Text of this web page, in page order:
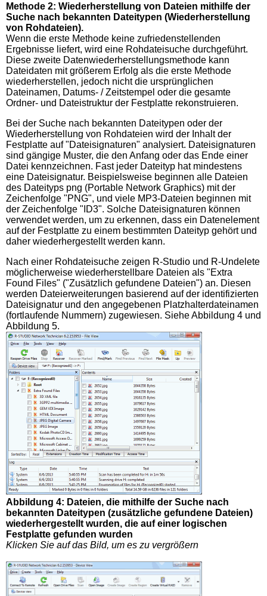
Methode 2: Wiederherstellung von Dateien mithilfe der
Suche nach bekannten Dateitypen (Wiederherstellung
von Rohdateien).
Wenn die erste Methode keine zufriedenstellenden
Ergebnisse liefert, wird eine Rohdateisuche durchgeführt.
Diese zweite Datenwiederherstellungsmethode kann
Dateidaten mit größerem Erfolg als die erste Methode
wiederherstellen, jedoch nicht die ursprünglichen
Dateinamen, Datums- / Zeitstempel oder die gesamte
Ordner- und Dateistruktur der Festplatte rekonstruieren.
Bei der Suche nach bekannten Dateitypen oder der
Wiederherstellung von Rohdateien wird der Inhalt der
Festplatte auf "Dateisignaturen" analysiert. Dateisignaturen
sind gängige Muster, die den Anfang oder das Ende einer
Datei kennzeichnen. Fast jeder Dateityp hat mindestens
eine Dateisignatur. Beispielsweise beginnen alle Dateien
des Dateityps png (Portable Network Graphics) mit der
Zeichenfolge "PNG", und viele MP3-Dateien beginnen mit
der Zeichenfolge "ID3". Solche Dateisignaturen können
verwendet werden, um zu erkennen, dass ein Datenelement
auf der Festplatte zu einem bestimmten Dateityp gehört und
daher wiederhergestellt werden kann.
Nach einer Rohdateisuche zeigen R-Studio und R-Undelete
möglicherweise wiederherstellbare Dateien als "Extra
Found Files" ("Zusätzlich gefundene Dateien") an. Diesen
werden Dateierweiterungen basierend auf der identifizierten
Dateisignatur und den angegebenen Platzhalterdateinamen
(fortlaufende Nummern) zugewiesen. Siehe Abbildung 4 und
Abbildung 5.
Abbildung 4: Dateien, die mithilfe der Suche nach
bekannten Dateitypen (zusätzliche gefundene Dateien)
wiederhergestellt wurden, die auf einer logischen
Festplatte gefunden wurden
Klicken Sie auf das Bild, um es zu vergrößern